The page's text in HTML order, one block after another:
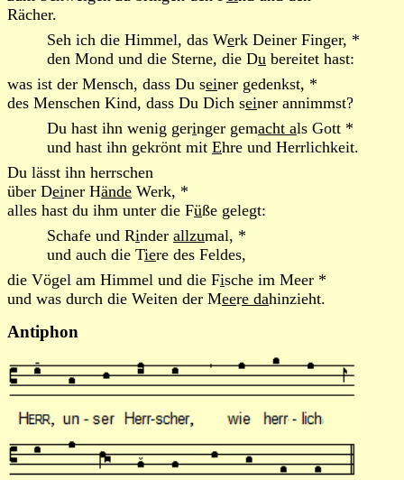
Rächer.
Seh ich die Himmel, das Werk Deiner Finger, *
den Mond und die Sterne, die Du bereitet hast:
was ist der Mensch, dass Du seiner gedenkst, *
des Menschen Kind, dass Du Dich seiner annimmst?
Du hast ihn wenig geringer gemacht als Gott *
und hast ihn gekrönt mit Ehre und Herrlichkeit.
Du lässt ihn herrschen
über Deiner Hände Werk, *
alles hast du ihm unter die Füße gelegt:
Schafe und Rinder allzumal, *
und auch die Tiere des Feldes,
die Vögel am Himmel und die Fische im Meer *
und was durch die Weiten der Meere dahinzieht.
Antiphon